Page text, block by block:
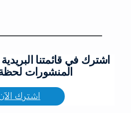
اشترك في قائمتنا
المنشورات
اشترك